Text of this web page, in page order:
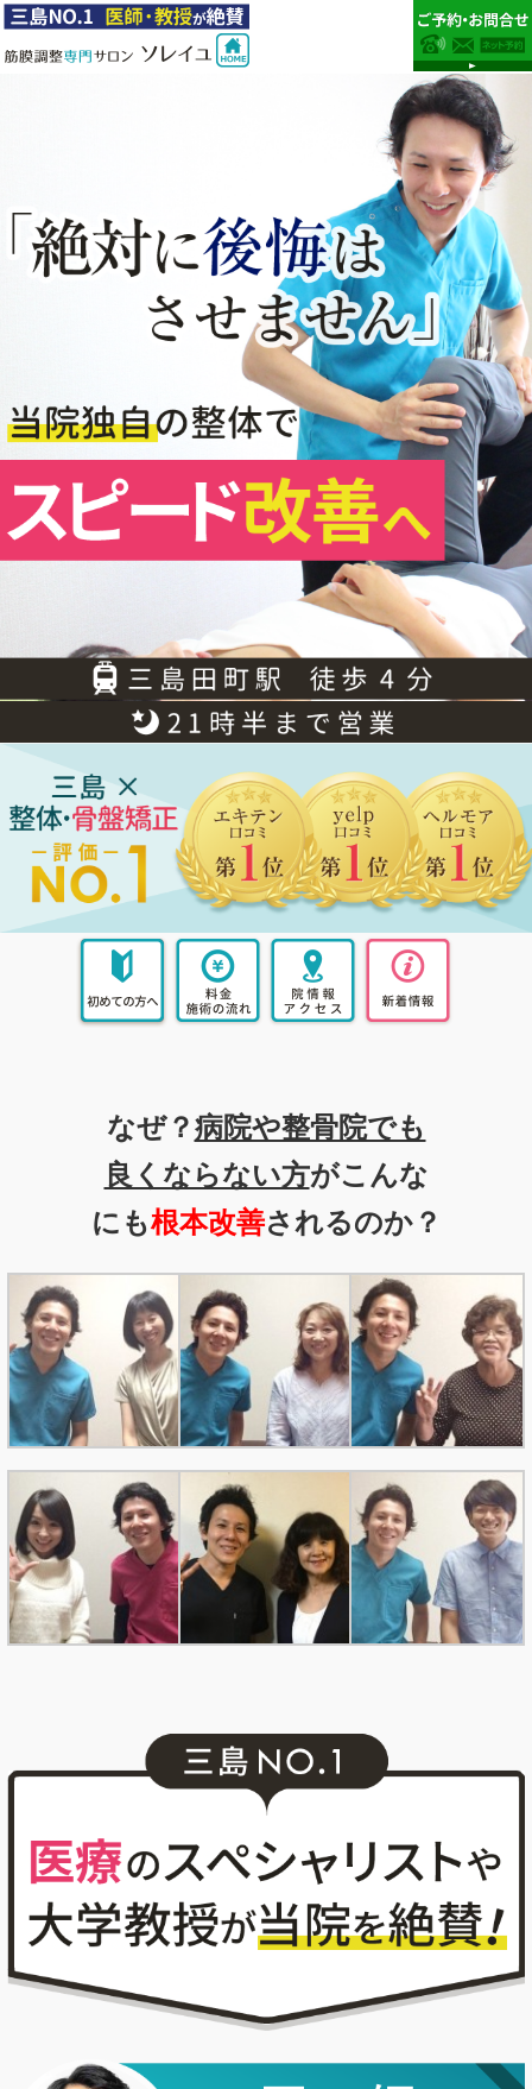
なぜ？病院や整骨院でも
良くならない方がこんな
にも根本改善されるのか？